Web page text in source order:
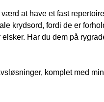
at have et fast
krydsord, fordi de er
Har du dem på
komplet med